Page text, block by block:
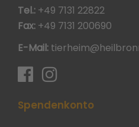
Tel.: +49 7131 22822
Fax: +49 7131 200690
E-Mail:
Spendenkonto